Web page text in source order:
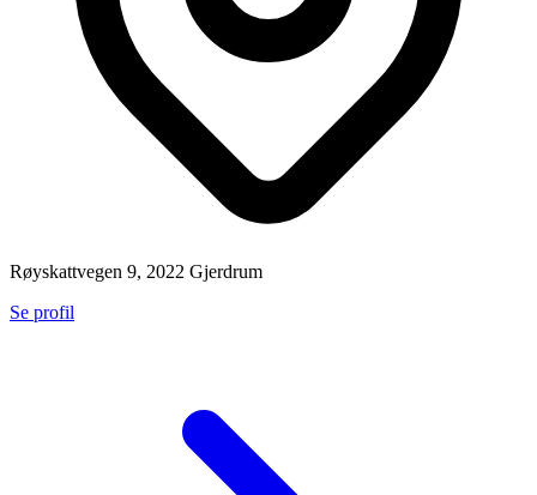
Røyskattvegen 9, 2022 Gjerdrum
Se profil